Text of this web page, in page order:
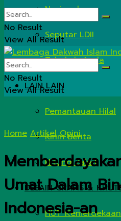
Nasional
Seputar LDII
Tahukah Anda
LAIN LAIN
Pemantauan Hilal
Kirim Berita
Hitung Zakat
DESAIN GRAFIS &
HUT
No Result
View All Result
No Result
View All Result
Home Artikel Opini
Umat Dalam
Indonesia-an